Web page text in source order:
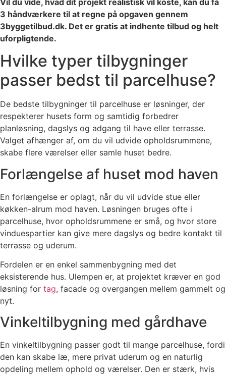
3 håndværkere til at regne på opgaven gennem
3byggetilbud.dk. Det er gratis at indhente tilbud og helt
uforpligtende.
Hvilke typer tilbygninger
passer bedst til parcelhuse?
De bedste tilbygninger til parcelhuse er løsninger, der
respekterer husets form og samtidig forbedrer
planløsning, dagslys og adgang til have eller terrasse.
Valget afhænger af, om du vil udvide opholdsrummene,
skabe flere værelser eller samle huset bedre.
Forlængelse af huset mod haven
En forlængelse er oplagt, når du vil udvide stue eller
køkken-alrum mod haven. Løsningen bruges ofte i
parcelhuse, hvor opholdsrummene er små, og hvor store
vinduespartier kan give mere dagslys og bedre kontakt til
terrasse og uderum.
Fordelen er en enkel sammenbygning med det
eksisterende hus. Ulempen er, at projektet kræver en god
løsning for tag, facade og overgangen mellem gammelt og
nyt.
Vinkeltilbygning med gårdhave
En vinkeltilbygning passer godt til mange parcelhuse, fordi
den kan skabe læ, mere privat uderum og en naturlig
opdeling mellem ophold og værelser. Den er stærk, hvis